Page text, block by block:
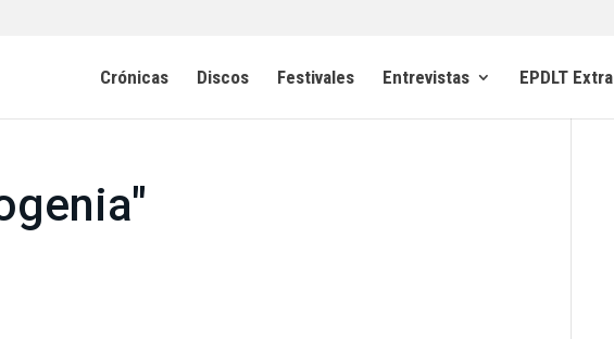
Crónicas Discos Festivales Entrevistas EPDLT Extra